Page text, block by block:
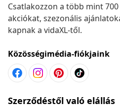
Csatlakozzon a több mint
akciókat, szezonális
kapnak a vidaXL-től.
Közösségimédia-fiókjaink
Szerződéstől való elállás